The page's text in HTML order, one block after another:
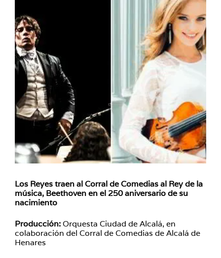
Los Reyes traen al Corral de Comedias al Rey de la
música, Beethoven en el 250 aniversario de su
nacimiento
Producción:Orquesta Ciudad de Alcalá, en
colaboración del Corral de Comedias de Alcalá de
Henares